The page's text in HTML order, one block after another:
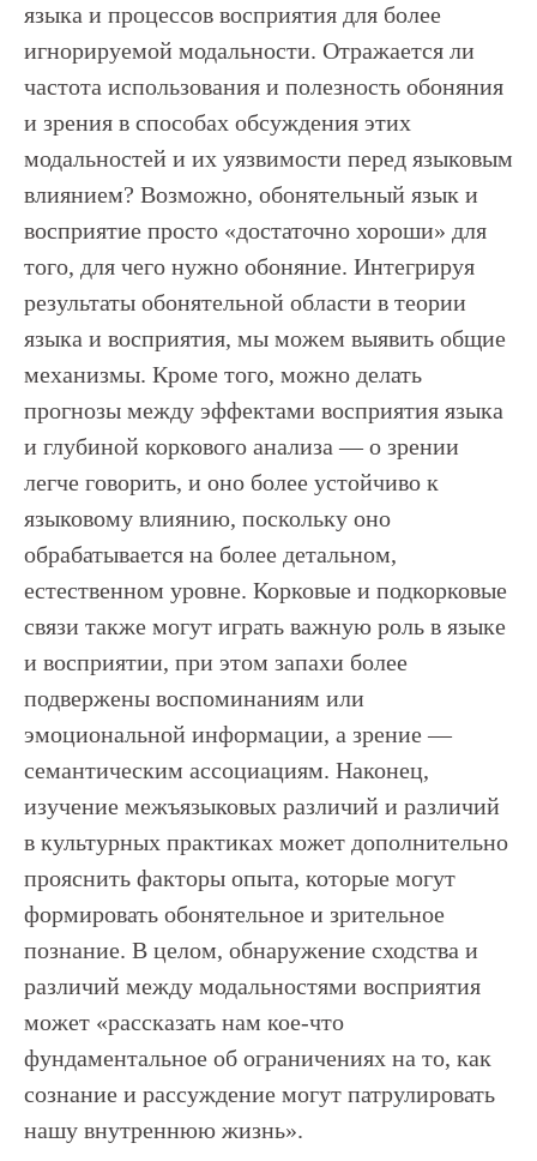
языка и процессов восприятия для более
игнорируемой модальности. Отражается ли
частота использования и полезность обоняния
и зрения в способах обсуждения этих
модальностей и их уязвимости перед языковым
влиянием? Возможно, обонятельный язык и
восприятие просто «достаточно хороши» для
того, для чего нужно обоняние. Интегрируя
результаты обонятельной области в теории
языка и восприятия, мы можем выявить общие
механизмы. Кроме того, можно делать
прогнозы между эффектами восприятия языка
и глубиной коркового анализа — о зрении
легче говорить, и оно более устойчиво к
языковому влиянию, поскольку оно
обрабатывается на более детальном,
естественном уровне. Корковые и подкорковые
связи также могут играть важную роль в языке
и восприятии, при этом запахи более
подвержены воспоминаниям или
эмоциональной информации, а зрение —
семантическим ассоциациям. Наконец,
изучение межъязыковых различий и различий
в культурных практиках может дополнительно
прояснить факторы опыта, которые могут
формировать обонятельное и зрительное
познание. В целом, обнаружение сходства и
различий между модальностями восприятия
может «рассказать нам кое-что
фундаментальное об ограничениях на то, как
сознание и рассуждение могут патрулировать
нашу внутреннюю жизнь».